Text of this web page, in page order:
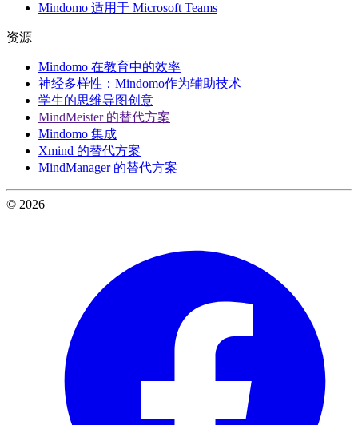
Mindomo 适用于 Microsoft Teams
资源
Mindomo 在教育中的效率
神经多样性：Mindomo作为辅助技术
学生的思维导图创意
MindMeister 的替代方案
Mindomo 集成
Xmind 的替代方案
MindManager 的替代方案
© 2026